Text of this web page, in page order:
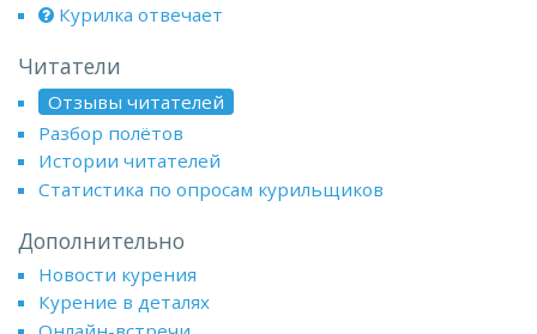
Курилка отвечает
Читатели
Отзывы читателей
Разбор полётов
Истории читателей
Статистика по опросам курильщиков
Дополнительно
Новости курения
Курение в деталях